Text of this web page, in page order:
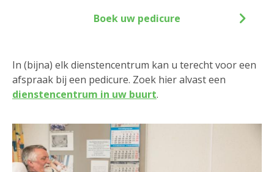
In (bijna) elk dienstencentrum kan u terecht voor een
afspraak bij een pedicure. Zoek hier alvast een
dienstencentrum in uw buurt.
Boek uw pedicure